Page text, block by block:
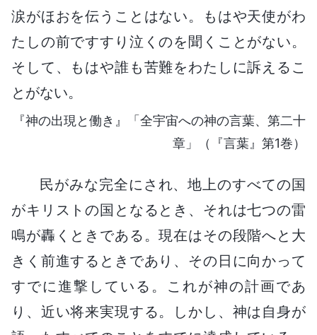
涙がほおを伝うことはない。もはや天使がわ
たしの前ですすり泣くのを聞くことがない。
そして、もはや誰も苦難をわたしに訴えるこ
とがない。
『神の出現と働き』「全宇宙への神の言葉、第二十
章」（『言葉』第1巻）
民がみな完全にされ、地上のすべての国
がキリストの国となるとき、それは七つの雷
鳴が轟くときである。現在はその段階へと大
きく前進するときであり、その日に向かって
すでに進撃している。これが神の計画であ
り、近い将来実現する。しかし、神は自身が